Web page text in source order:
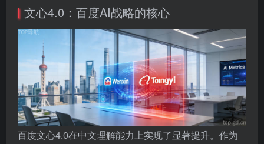
文心4.0：百度AI战略的核心
百度文心4.0在中文理解能力上实现了显著提升。作为